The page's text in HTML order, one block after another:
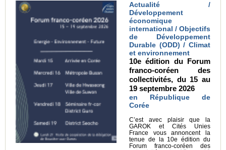
Actualité /
Développement
économique
international / Objectifs
de Développement
Durable (ODD) / Climat
et environnement
10e édition du Forum
franco-coréen des
collectivités, du 15 au
19 septembre 2026
en République de
Corée
C’est avec plaisir que la
GAROK et Cités Unies
France vous annoncent la
tenue de la 10e édition du
Forum franco-coréen des